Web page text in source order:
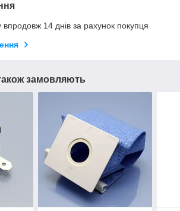
14 днів за рахунок покупця
замовляють